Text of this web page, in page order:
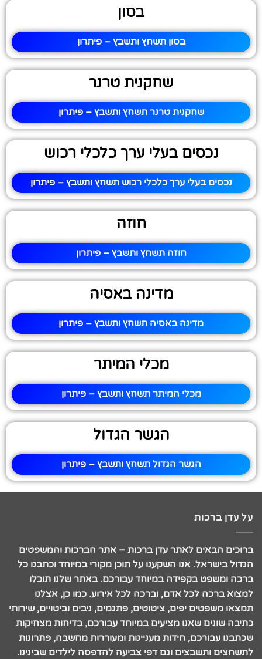
בסון
בסון תשחץ ותשבץ – פיתרון
שחקנית טרנר
שחקנית טרנר תשחץ ותשבץ – פיתרון
נכסים בעלי ערך כלכלי רכוש
נכסים בעלי ערך כלכלי רכוש תשחץ ותשבץ – פיתרון
חוזה
חוזה תשחץ ותשבץ – פיתרון
מדינה באסיה
מדינה באסיה תשחץ ותשבץ – פיתרון
מכלי המיתר
מכלי המיתר תשחץ ותשבץ – פיתרון
הגשר הגדול
הגשר הגדול תשחץ ותשבץ – פיתרון
על עדן ברכות
ברוכים הבאים לאתר עדן ברכות – אתר הברכות והמשפטים
הגדול בישראל. אנו השקענו על תוכן מקורי במיוחד וכתבנו כל
ברכה ומשפט בקפידה במיוחד עבורכם. באתר שלנו תוכלו
למצוא ברכה לכל אדם, וברכה לכל אירוע. כמו כן, אצלנו
תמצאו משפטים יפים, ציטוטים, פתגמים, ניבים וביטויים, שירותי
כתיבה שונים שאנו מציעים במיוחד עבורכם, בדיחות מצחיקות
שכתבנו עבורכם, חידות מעניינות ומעוררות מחשבה, פתרונות
לתשחצים ותשבצים וגם דפי צביעה להדפסה לילדים שבינינו.